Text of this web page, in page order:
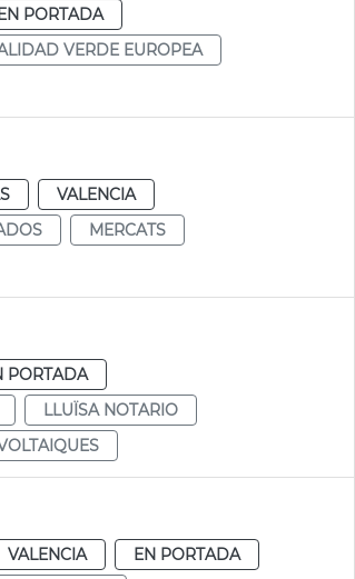
PORTADA
VERDE EUROPEA
VALENCIA
MERCATS
PORTADA
LLUÏSA NOTARIO
VALENCIA
EN PORTADA